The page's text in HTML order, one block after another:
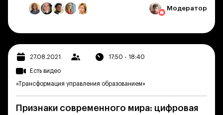
Модератор
27.08.2021 17:50 - 18:40
Есть видео
«Трансформация управления образованием»
Признаки современного мира: цифровая